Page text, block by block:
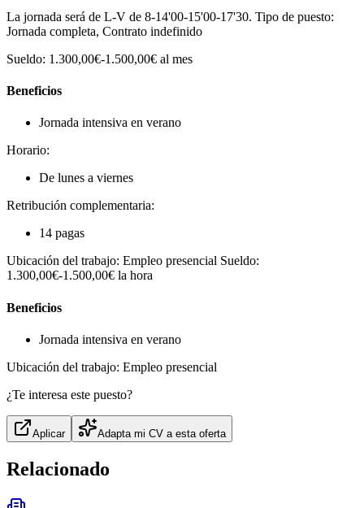
La jornada será de L-V de 8-14'00-15'00-17'30. Tipo de puesto:
Jornada completa, Contrato indefinido
Sueldo: 1.300,00€-1.500,00€ al mes
Beneficios
Jornada intensiva en verano
Horario:
De lunes a viernes
Retribución complementaria:
14 pagas
Ubicación del trabajo: Empleo presencial Sueldo:
1.300,00€-1.500,00€ la hora
Beneficios
Jornada intensiva en verano
Ubicación del trabajo: Empleo presencial
¿Te interesa este puesto?
Aplicar Adapta mi CV a esta oferta
Relacionado